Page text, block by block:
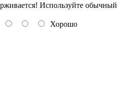
Используйте обычный
Хорошо